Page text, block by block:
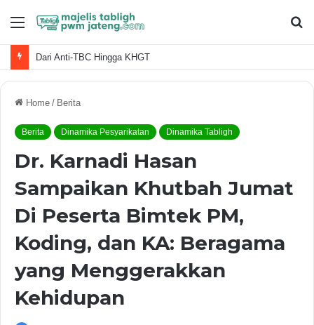
Menu
Dari Anti-TBC Hingga KHGT
Home / Berita
Berita Dinamika Pesyarikatan Dinamika Tabligh
Dr. Karnadi Hasan
Sampaikan Khutbah Jumat
Di Peserta Bimtek PM,
Koding, dan KA: Beragama
yang Menggerakkan
Kehidupan